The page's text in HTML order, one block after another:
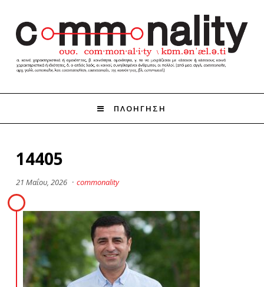
ΠΛΟΗΓΗΣΗ
14405
21 Μαΐου, 2026 · commonality